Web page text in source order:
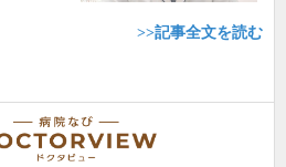
>>記事全文を読む